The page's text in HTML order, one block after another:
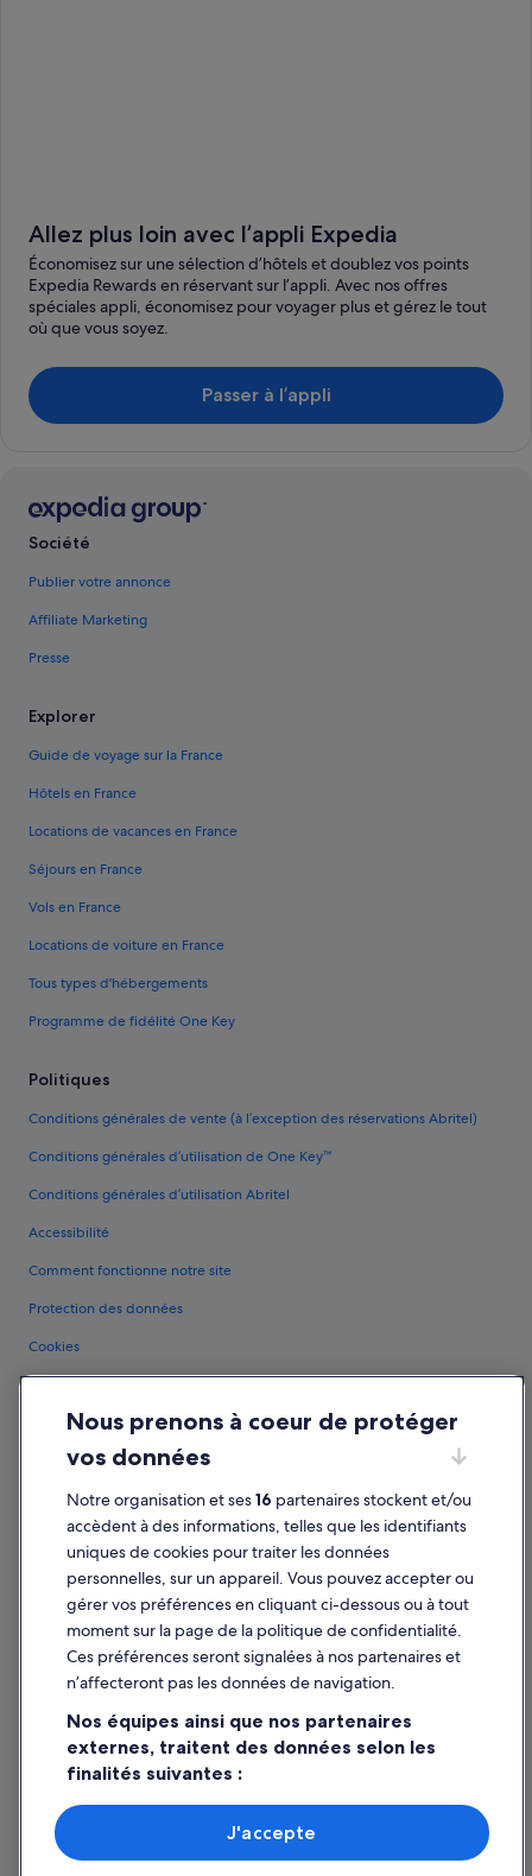
Allez plus loin avec l’appli Expedia
Économisez sur une sélection d’hôtels et doublez vos points
Expedia Rewards en réservant sur l’appli. Avec nos offres
spéciales appli, économisez pour voyager plus et gérez le tout
où que vous soyez.
Passer à l’appli
Société
Publier votre annonce
Affiliate Marketing
Presse
Explorer
Guide de voyage sur la France
Hôtels en France
Locations de vacances en France
Séjours en France
Vols en France
Locations de voiture en France
Tous types d'hébergements
Programme de fidélité One Key
Politiques
Conditions générales de vente (à l’exception des réservations Abritel)
Conditions générales d’utilisation de One Key™
Conditions générales d’utilisation Abritel
Accessibilité
Comment fonctionne notre site
Protection des données
Cookies
Mentions légales / Nous contacter
Directives de contenu et signalement de contenus
Assistance
Annuler votre vol
Annuler une réservation d'hôtel ou de location de vacances
Délais de remboursement
Documents de voyage internationaux
Parmi les moyens de paiement acceptés sur expedia.fr figurent : American
Nous prenons à coeur de protéger
vos données
Notre organisation et ses16 partenaires stockent et/ou
accèdent à des informations, telles que les identifiants
uniques de cookies pour traiter les données
personnelles, sur un appareil. Vous pouvez accepter ou
gérer vos préférences en cliquant ci-dessous ou à tout
moment sur la page de la politique de confidentialité.
Ces préférences seront signalées à nos partenaires et
n’affecteront pas les données de navigation.
Nos équipes ainsi que nos partenaires
externes, traitent des données selon les
finalités suivantes :
Utiliser des données de géolocalisation précises. Analyser
activement les caractéristiques de l’appareil pour
l’identification. Stocker et/ou accéder à des informations
J'accepte